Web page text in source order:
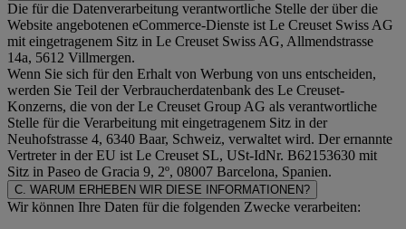
Die für die Datenverarbeitung verantwortliche Stelle der über die
Website angebotenen eCommerce-Dienste ist Le Creuset Swiss AG
mit eingetragenem Sitz in Le Creuset Swiss AG, Allmendstrasse
14a, 5612 Villmergen.
Wenn Sie sich für den Erhalt von Werbung von uns entscheiden,
werden Sie Teil der Verbraucherdatenbank des Le Creuset-
Konzerns, die von der Le Creuset Group AG als verantwortliche
Stelle für die Verarbeitung mit eingetragenem Sitz in der
Neuhofstrasse 4, 6340 Baar, Schweiz, verwaltet wird. Der ernannte
Vertreter in der EU ist Le Creuset SL, USt-IdNr. B62153630 mit
Sitz in Paseo de Gracia 9, 2º, 08007 Barcelona, Spanien.
C. WARUM ERHEBEN WIR DIESE INFORMATIONEN?
Wir können Ihre Daten für die folgenden Zwecke verarbeiten: